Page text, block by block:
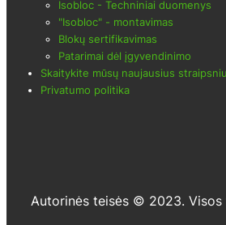
Isobloc - Techniniai duomenys
"Isobloc" - montavimas
Blokų sertifikavimas
Patarimai dėl įgyvendinimo
Skaitykite mūsų naujausius
Privatumo politika
Autorinės teisės © 2023. Visos